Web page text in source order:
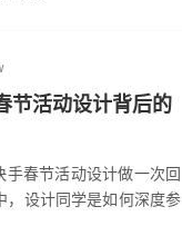
节活动设计背后的
春节活动设计做一次回
，设计同学是如何深度参